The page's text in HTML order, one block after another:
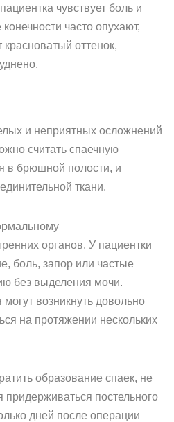
чувствует боль и
часто опухают,
оттенок,
и неприятных осложнений
считать спаечную
в брюшной полости, и
ткани.
органов. У пациентки
боль, запор или частые
без выделения мочи.
возникнуть довольно
на протяжении нескольких
образование спаек, не
постельного
дней после операции